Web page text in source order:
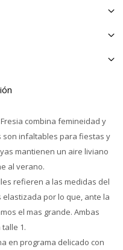
combina femineidad y
son infaltables para fiestas y
mantienen un aire liviano
al verano.
refieren a las medidas del
por lo que, ante la
el mas grande. Ambas
1.
en programa delicado con